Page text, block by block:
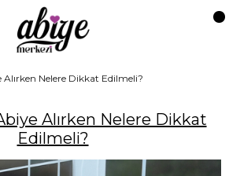
Nelere Dikkat Edilmeli?
Alırken Nelere Dikkat
Edilmeli?